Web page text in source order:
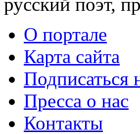
О портале
Карта сайта
Подписаться
Пресса о нас
Контакты